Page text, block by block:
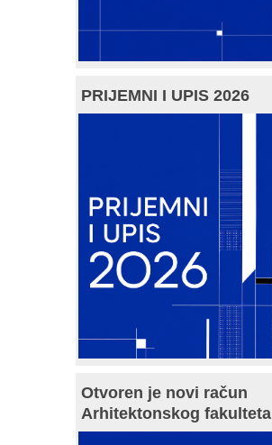
PRIJEMNI I UPIS 2026
Otvoren je novi račun
Arhitektonskog fakulteta